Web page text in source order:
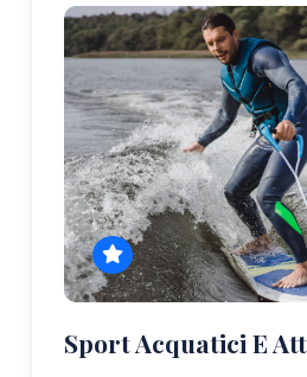
Sport Acquatici E